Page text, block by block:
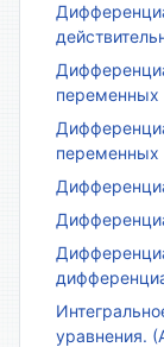
переменных
переменных
уравнения.